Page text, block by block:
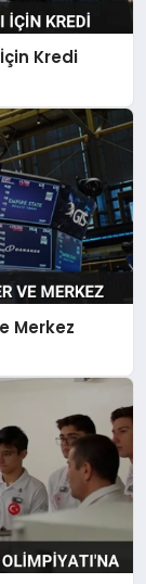
Kredi
Merkez